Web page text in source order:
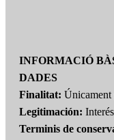
INFORMACIÓ
DADES
Finalitat: Únicament
Legitimación:
Terminis de